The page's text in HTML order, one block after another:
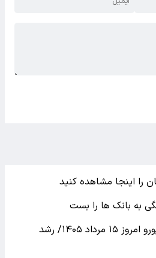
را اینجا مشاهده کنید
به بانک ها را بست
نرخ ارز دلار، طلا سکه و یورو امروز ۱۵ مرداد ۱۴۰۵/ رشد